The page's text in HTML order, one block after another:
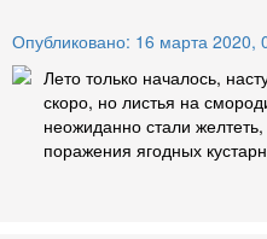
Опубликовано: 16 марта 2020,
Лето только началось,
скоро, но листья на
неожиданно стали
поражения ягодных